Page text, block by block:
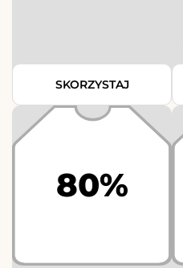
SKORZYSTAJ
80%